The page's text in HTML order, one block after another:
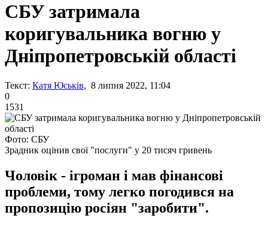
СБУ затримала
коригувальника вогню у
Дніпропетровській області
Текст: Катя Юськів, 8 липня 2022, 11:04
0
1531
Фото: СБУ
Зрадник оцінив свої "послуги" у 20 тисяч гривень
Чоловік - ігроман і мав фінансові
проблеми, тому легко погодився на
пропозицію росіян "заробити".